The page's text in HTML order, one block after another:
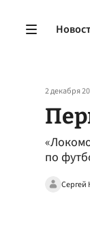
2 декабря
по
Сергей